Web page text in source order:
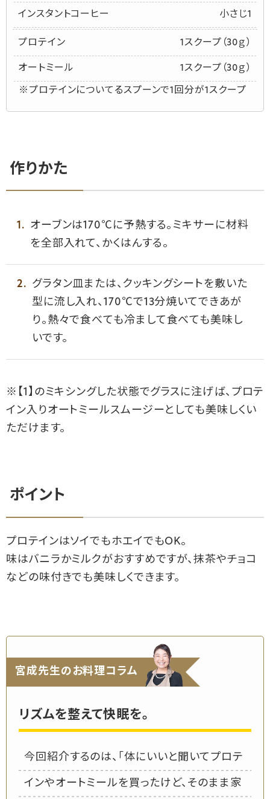
インスタントコーヒー 小さじ1
プロテイン 1スクープ（30ｇ）
オートミール 1スクープ（30ｇ）
※プロテインについてるスプーンで1回分が1スクープ
作りかた
オーブンは170℃に予熱する。ミキサーに材料
を全部入れて、かくはんする。
グラタン皿または、クッキングシートを敷いた
型に流し入れ、170℃で13分焼いてできあが
り。熱々で食べても冷まして食べても美味し
いです。
※【1】のミキシングした状態でグラスに注げば、プロテ
イン入りオートミールスムージーとしても美味しくい
ただけます。
ポイント
プロテインはソイでもホエイでもOK。
味はバニラかミルクがおすすめですが、抹茶やチョコ
などの味付きでも美味しくできます。
宮成先生のお料理コラム
リズムを整えて快眠を。
今回紹介するのは、「体にいいと聞いてプロテ
インやオートミールを買ったけど、そのまま家